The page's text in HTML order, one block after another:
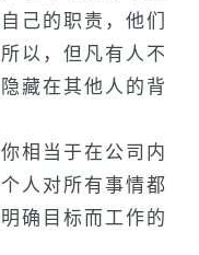
己的职责，他们
以，但凡有人不
藏在其他人的背
相当于在公司内
人对所有事情都
确目标而工作的